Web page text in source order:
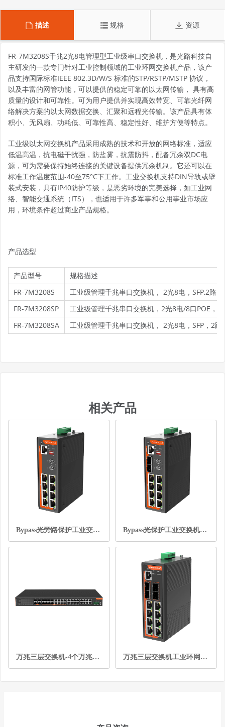
描述 规格 资源
FR-7M3208S千兆2光8电管理型工业级串口交换机，是光路科技自
主研发的一款专门针对工业控制领域的工业环网交换机产品，该产
品支持国际标准IEEE 802.3D/W/S 标准的STP/RSTP/MSTP 协议，
以及丰富的网管功能，可以提供的稳定可靠的以太网传输， 具有高
质量的设计和可靠性。可为用户提供并实现高效带宽、可靠光纤网
络解决方案的以太网数据交换、汇聚和远程光传输。该产品具有体
积小、无风扇、功耗低、可靠性高、稳定性好、维护方便等特点。
工业级以太网交换机产品采用成熟的技术和开放的网络标准，适应
低温高温，抗电磁干扰强，防盐雾，抗震防抖，配备冗余双DC电
源，可为需要保持始终连接的关键设备提供冗余机制。它还可以在
标准工作温度范围-40至75°C下工作。工业交换机支持DIN导轨或壁
装式安装，具有IP40防护等级，是恶劣环境的完美选择，如工业网
络、智能交通系统（ITS），也适用于许多军事和公用事业市场应
用，环境条件超过商业产品规格。
产品选型
产品型号
规格描述
FR-7M3208S
工业级管理千兆串口交换机， 2光8电，SFP,2路
FR-7M3208SP
工业级管理千兆串口交换机，2光8电/8口POE，
FR-7M3208SA
工业级管理千兆串口交换机， 2光8电，SFP，2
相关产品
Bypass光旁路保护工业交换机8电口管理型 Bypass光保护工业交换机8电口2SFP管理型
万兆三层交换机-4个万兆光口+16个千兆电口+8个千兆Combo光电复用口 万兆三层交换机工业环网4光8电导轨式